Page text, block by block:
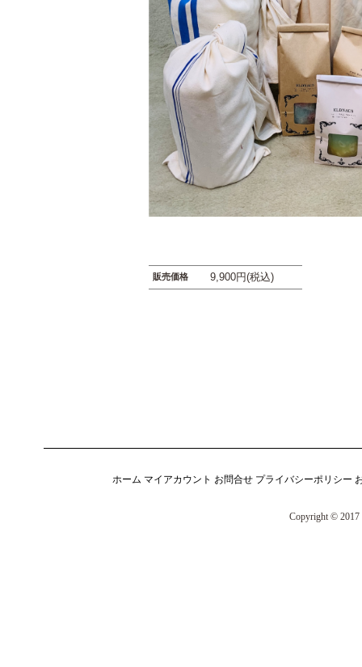
販売価格 9,900円(税込)
ホーム マイアカウント お問合せ プライバシーポリシー
Copyright © 2017